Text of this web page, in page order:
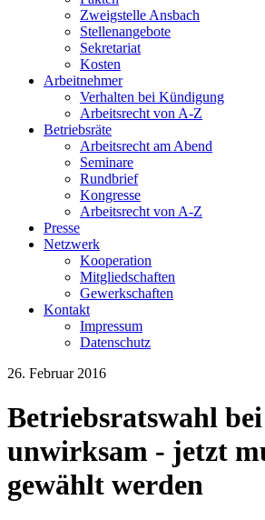
Zweigstelle Ansbach
Stellenangebote
Sekretariat
Kosten
Arbeitnehmer
Verhalten bei Kündigung
Arbeitsrecht von A-Z
Betriebsräte
Arbeitsrecht am Abend
Seminare
Rundbrief
Kongresse
Arbeitsrecht von A-Z
Presse
Netzwerk
Kooperation
Mitgliedschaften
Gewerkschaften
Kontakt
Impressum
Datenschutz
26. Februar 2016
Betriebsratswahl
unwirksam - jetzt
gewählt werden